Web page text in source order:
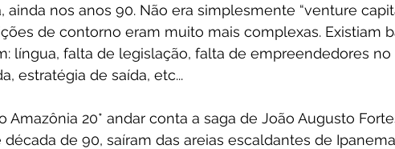
ainda nos anos 90. Não era simplesmente “venture
de contorno eram muito mais complexas. Existiam
língua, falta de legislação, falta de empreendedores
estratégia de saída, etc...
Amazônia 20* andar conta a saga de João Augusto
década de 90, saíram das areias escaldantes de